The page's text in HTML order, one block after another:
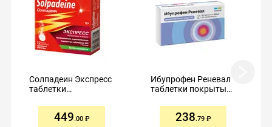
Солпадеин Экспресс
таблетки
65мг+500мг №12
449.00
Ибупрофен Реневал
таблетки покрытые
оболочкой 200мг
238.79